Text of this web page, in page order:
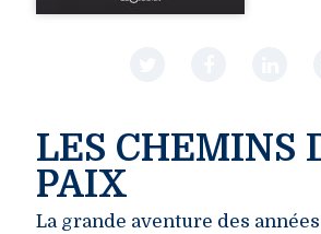
LES CHEMINS
PAIX
La grande aventure des